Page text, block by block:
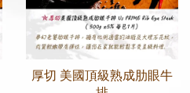
厚切 美國頂級熟成肋眼牛